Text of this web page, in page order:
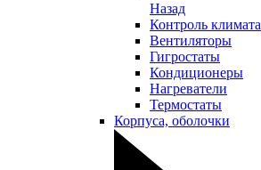
Назад
Контроль климата
Вентиляторы
Гигростаты
Кондиционеры
Нагреватели
Термостаты
Корпуса, оболочки